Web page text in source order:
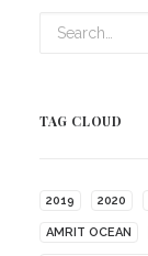
TAG CLOUD
2019 2020
AMRIT OCEAN